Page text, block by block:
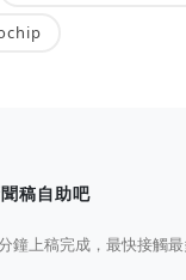
稿自助吧
鐘上稿完成，最快接觸最